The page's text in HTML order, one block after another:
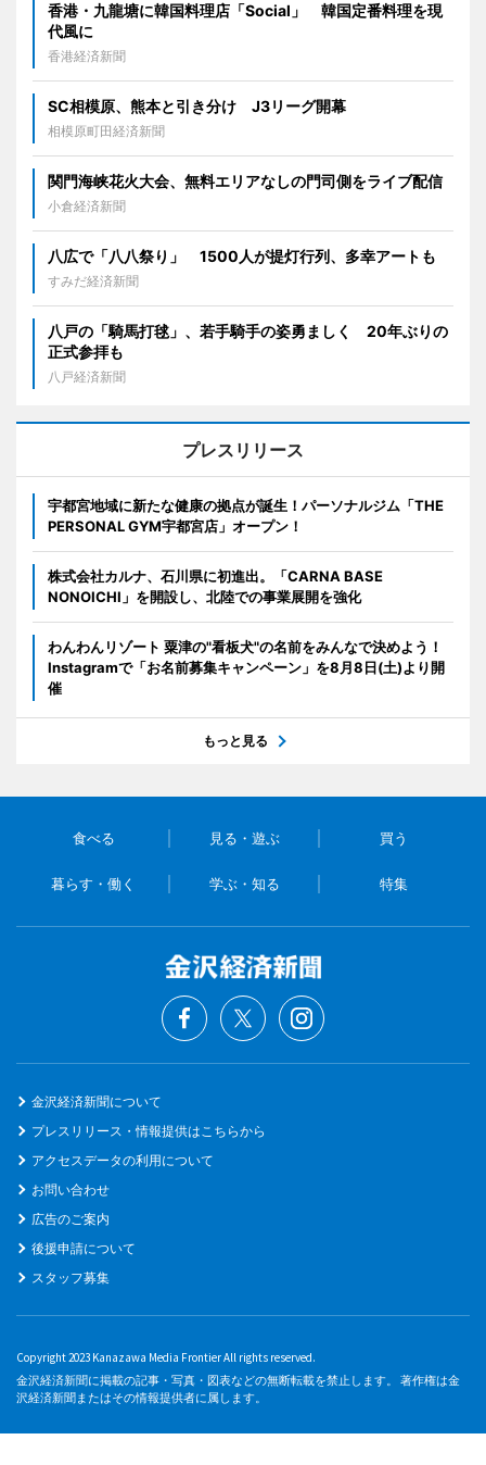
香港・九龍塘に韓国料理店「Social」 韓国定番料理を現
代風に
香港経済新聞
SC相模原、熊本と引き分け J3リーグ開幕
相模原町田経済新聞
関門海峡花火大会、無料エリアなしの門司側をライブ配信
小倉経済新聞
八広で「八八祭り」 1500人が提灯行列、多幸アートも
すみだ経済新聞
八戸の「騎馬打毬」、若手騎手の姿勇ましく 20年ぶりの
正式参拝も
八戸経済新聞
プレスリリース
宇都宮地域に新たな健康の拠点が誕生！パーソナルジム「THE
PERSONAL GYM宇都宮店」オープン！
株式会社カルナ、石川県に初進出。「CARNA BASE
NONOICHI」を開設し、北陸での事業展開を強化
わんわんリゾート 粟津の"看板犬"の名前をみんなで決めよう！
Instagramで「お名前募集キャンペーン」を8月8日(土)より開
催
もっと見る
食べる 見る・遊ぶ 買う
暮らす・働く 学ぶ・知る 特集
金沢経済新聞について
プレスリリース・情報提供はこちらから
アクセスデータの利用について
お問い合わせ
広告のご案内
後援申請について
スタッフ募集
Copyright 2023 Kanazawa Media Frontier All rights reserved.
金沢経済新聞に掲載の記事・写真・図表などの無断転載を禁止します。 著作権は金
沢経済新聞またはその情報提供者に属します。